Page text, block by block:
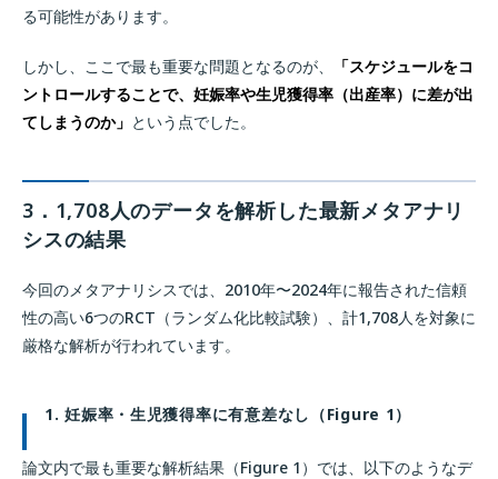
る可能性があります。
しかし、ここで最も重要な問題となるのが、
「スケジュールをコ
ントロールすることで、妊娠率や生児獲得率（出産率）に差が出
てしまうのか」 という点でした。
3．1,708人のデータを解析した最新メタアナリ
シスの結果
今回のメタアナリシスでは、2010年〜2024年に報告された信頼
性の高い6つのRCT（ランダム化比較試験）、計1,708人を対象に
厳格な解析が行われています。
1. 妊娠率・生児獲得率に有意差なし（Figure 1）
論文内で最も重要な解析結果（Figure 1）では、以下のようなデ